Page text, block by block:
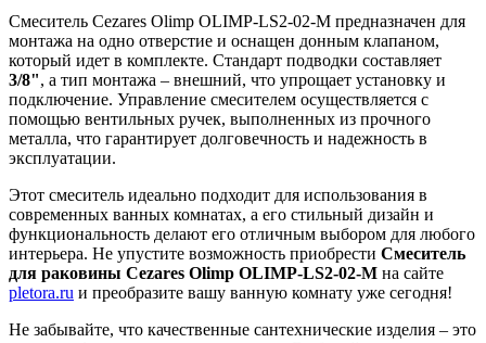
Смеситель Cezares Olimp OLIMP-LS2-02-M предназначен для
монтажа на одно отверстие и оснащен донным клапаном,
который идет в комплекте. Стандарт подводки составляет
3/8", а тип монтажа – внешний, что упрощает установку и
подключение. Управление смесителем осуществляется с
помощью вентильных ручек, выполненных из прочного
металла, что гарантирует долговечность и надежность в
эксплуатации.
Этот смеситель идеально подходит для использования в
современных ванных комнатах, а его стильный дизайн и
функциональность делают его отличным выбором для любого
интерьера. Не упустите возможность приобрести Смеситель
для раковины Cezares Olimp OLIMP-LS2-02-M на сайте
pletora.ru и преобразите вашу ванную комнату уже сегодня!
Не забывайте, что качественные сантехнические изделия – это